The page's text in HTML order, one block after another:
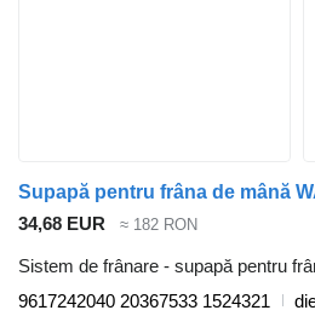
34,68 EUR ≈ 182 RON
Sistem de frânare - supapă pentru
9617242040 20367533 1524321